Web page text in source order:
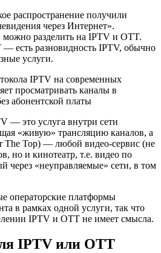
распространение получили
через Интернет».
можно разделить на IPTV и OTT.
— есть разновидность IPTV, обычно
услуги.
IPTV на современных
просматривать каналы в
абонентской платы
— это услуга внутри сети
«живую» трансляцию каналов, а
The Top) — любой видео-сервис (не
но и кинотеатр, т.е. видео по
через «неуправляемые» сети, в том
операторские платформы
в рамках одной услуги, так что
IPTV и OTT не имеет смысла.
IPTV или OTT